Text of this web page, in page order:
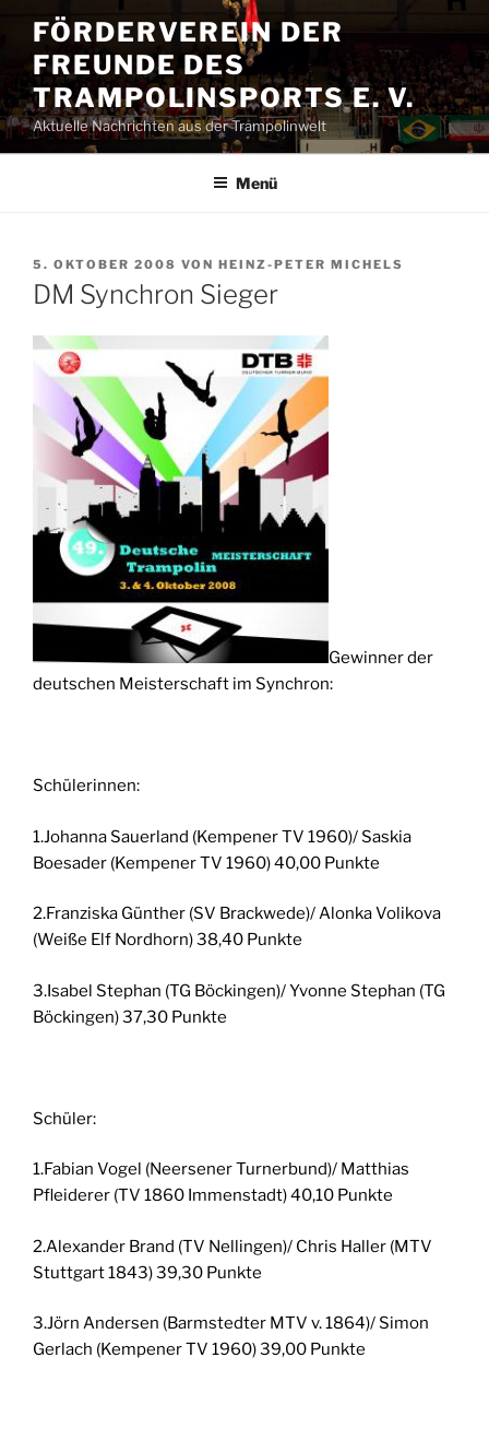
Inhalt
springen
FÖRDERVEREIN DER
FREUNDE DES
TRAMPOLINSPORTS E. V.
Aktuelle Nachrichten aus der Trampolinwelt
Menü
VERÖFFENTLICHT
AM
5. OKTOBER 2008 VON HEINZ-PETER MICHELS
DM Synchron Sieger
Gewinner der
deutschen Meisterschaft im Synchron:
Schülerinnen:
1.Johanna Sauerland (Kempener TV 1960)/ Saskia
Boesader (Kempener TV 1960) 40,00 Punkte
2.Franziska Günther (SV Brackwede)/ Alonka Volikova
(Weiße Elf Nordhorn) 38,40 Punkte
3.Isabel Stephan (TG Böckingen)/ Yvonne Stephan (TG
Böckingen) 37,30 Punkte
Schüler:
1.Fabian Vogel (Neersener Turnerbund)/ Matthias
Pfleiderer (TV 1860 Immenstadt) 40,10 Punkte
2.Alexander Brand (TV Nellingen)/ Chris Haller (MTV
Stuttgart 1843) 39,30 Punkte
3.Jörn Andersen (Barmstedter MTV v. 1864)/ Simon
Gerlach (Kempener TV 1960) 39,00 Punkte